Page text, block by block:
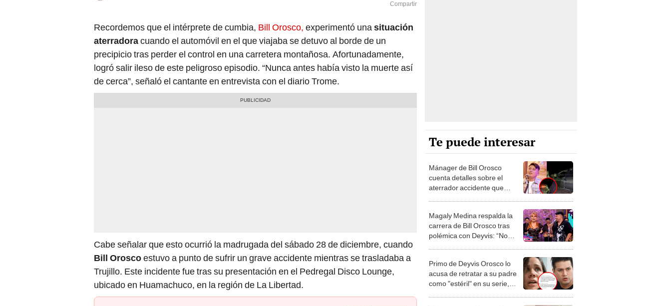
Compartir
Recordemos que el intérprete de cumbia, Bill Orosco, experimentó unasituación
aterradoracuando el automóvil en el que viajaba se detuvo al borde de un
precipicio tras perder el control en una carretera montañosa. Afortunadamente,
logró salir ileso de este peligroso episodio. “Nunca antes había visto la muerte así
de cerca”, señaló el cantante en entrevista con el diario Trome.
Cabe señalar que esto ocurrió la madrugada del sábado 28 de diciembre, cuando
Bill Oroscoestuvo a punto de sufrir un grave accidente mientras se trasladaba a
Trujillo. Este incidente fue tras su presentación en el Pedregal Disco Lounge,
ubicado en Huamachuco, en la región de La Libertad.
Te puede interesar
Mánager de Bill Orosco
cuenta detalles sobre el
aterrador accidente que
Magaly Medina respalda la
carrera de Bill Orosco tras
polémica con Deyvis: “No
Primo de Deyvis Orosco lo
acusa de retratar a su padre
como "estéril" en su serie,